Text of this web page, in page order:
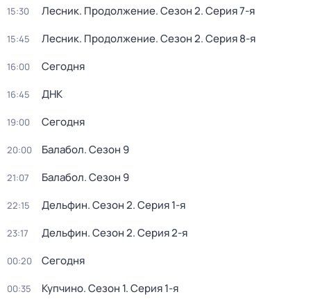
15:30 Лесник. Продолжение. Сезон 2. Серия 7-я
15:45 Лесник. Продолжение. Сезон 2. Серия 8-я
16:00 Сегодня
16:45 ДНК
19:00 Сегодня
20:00 Балабол. Сезон 9
21:07 Балабол. Сезон 9
22:15 Дельфин. Сезон 2. Серия 1-я
23:17 Дельфин. Сезон 2. Серия 2-я
00:20 Сегодня
00:35 Купчино. Сезон 1. Серия 1-я